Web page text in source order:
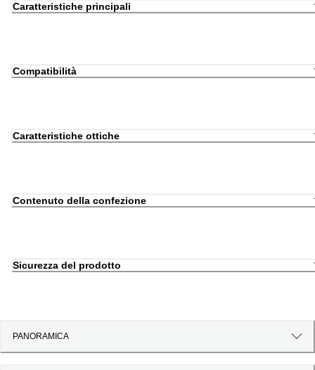
Caratteristiche principali
Compatibilità
Caratteristiche ottiche
Contenuto della confezione
Sicurezza del prodotto
PANORAMICA